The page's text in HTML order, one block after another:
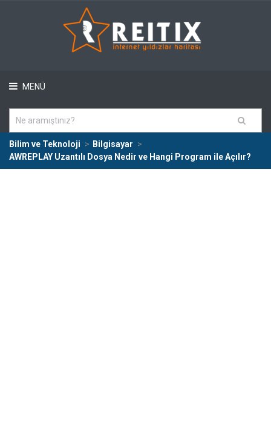
MENÜ
Bilim ve Teknoloji
Bilgisayar
AWREPLAY Uzantılı Dosya Nedir ve Hangi Program ile Açılır?